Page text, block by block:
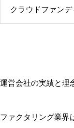
クラウドファン
運営会社の実績と理
ファクタリング業界